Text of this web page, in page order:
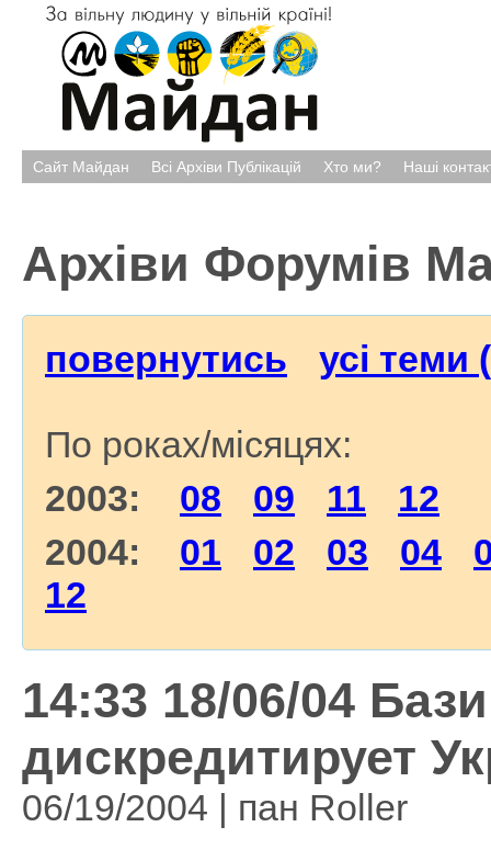
Сайт Майдан Всі Архіви Публікацій Хто ми? Наші
Архіви Форумів
повернутись усі теми
По роках/місяцях:
2003: 08 09 11
12
2004: 01 02 03 04
12
14:33 18/06/04
дискредитирует
06/19/2004 | пан Roller